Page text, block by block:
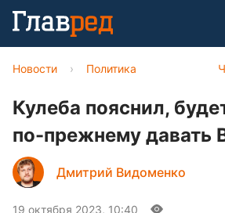
Новости › Политика
Кулеба пояснил,
по-прежнему давать
Дмитрий Видоменко
19 октября 2023, 10:40